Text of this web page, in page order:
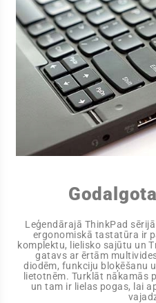
Leģendārajā ThinkPad
ergonomiskā tastatūra ir
komplektu, lielisko sajūtu un
gatavs ar ērtām
diodēm, funkciju bloķēšanu
lietotnēm. Turklāt nākamās
un tam ir lielas pogas, lai